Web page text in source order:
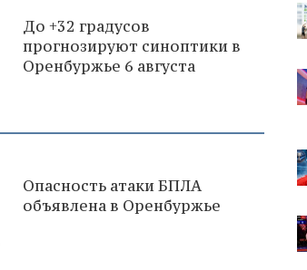
До +32 градусов
прогнозируют синоптики в
Оренбуржье 6 августа
Опасность атаки БПЛА
объявлена в Оренбуржье